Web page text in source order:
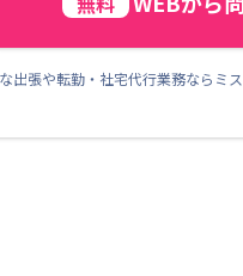
張や転勤・社宅代行業務ならミス